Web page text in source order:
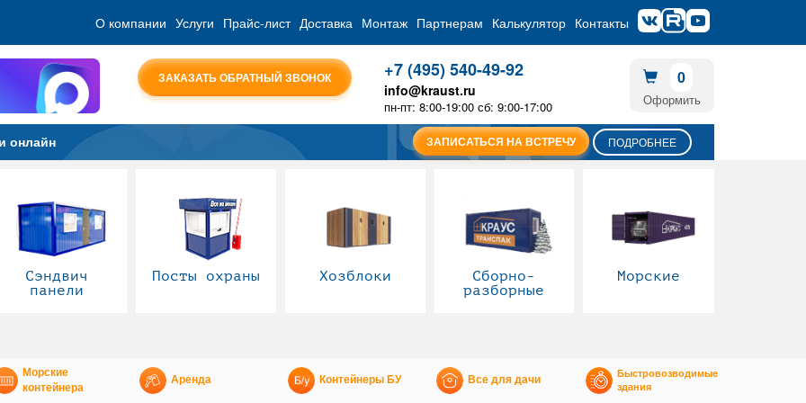
О компании Услуги Прайс-лист Доставка Монтаж Партнерам Калькулятор Контакты
ЗАКАЗАТЬ ОБРАТНЫЙ ЗВОНОК +7 (495) 540-49-92
info@kraust.ru
пн-пт: 8:00-19:00 сб: 9:00-17:00
0
Оформить
онлайн ЗАПИСАТЬСЯ НА ВСТРЕЧУ ПОДРОБНЕЕ
Сэндвич
панели
Посты охраны Хозблоки
Сборно-
разборные
Морские
Морские
контейнера
Аренда Контейнеры БУ Все для дачи
Быстровозводимые
здания